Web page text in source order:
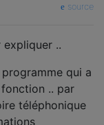
source
..
qui a
.. par
téléphonique